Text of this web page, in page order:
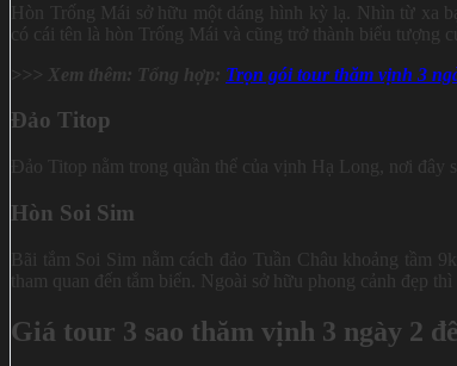
Hòn Trống Mái sở hữu một dáng hình kỳ lạ. Nhìn từ xa
có cái tên là hòn Trống Mái và cũng trở thành biểu tượng
>>> Xem thêm: Tổng hợp: Trọn gói tour thăm vịnh 3
Đảo Titop
Đảo Titop nằm trong quần thể của vịnh Hạ Long, nơi đây
Hòn Soi Sim
Bãi tắm Soi Sim nằm cách đảo Tuần Châu khoảng tầm
tham quan đến tắm biển. Ngoài sở hữu phong cảnh đẹp
Giá tour 3 sao thăm vịnh 3 ngày 2